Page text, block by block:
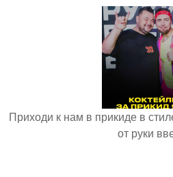
Приходи к нам в прикиде в
от руки